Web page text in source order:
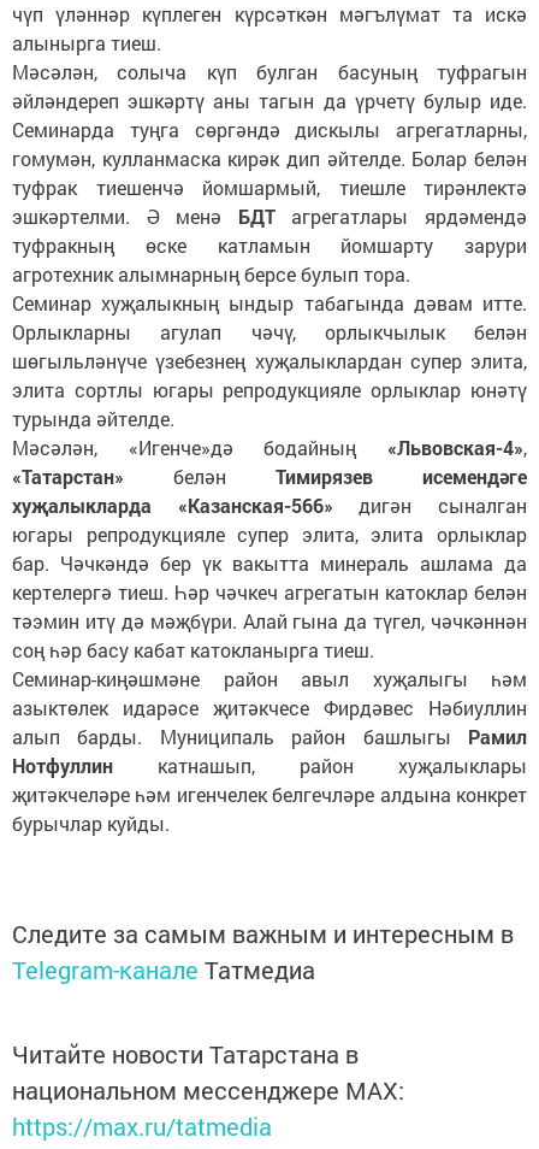
чүп үләннәр күплеген күрсәткән мәгълүмат та искә
алынырга тиеш.
Мәсәлән, солыча күп булган басуның туфрагын
әйләндереп эшкәртү аны тагын да үрчетү булыр иде.
Семинарда туңга сөргәндә дискылы агрегатларны,
гомумән, кулланмаска кирәк дип әйтелде. Болар белән
туфрак тиешенчә йомшармый, тиешле тирәнлектә
эшкәртелми. Ә менә БДТагрегатлары ярдәмендә
туфракның өске катламын йомшарту зарури
агротехник алымнарның берсе булып тора.
Семинар хуҗалыкның ындыр табагында дәвам итте.
Орлыкларны агулап чәчү, орлыкчылык белән
шөгыльләнүче үзебезнең хуҗалыклардан супер элита,
элита сортлы югары репродукцияле орлыклар юнәтү
турында әйтелде.
Мәсәлән, «Игенче»дә бодайның «Львовская-4»,
«Татарстан» белән Тимирязев исемендәге
хуҗалыкларда «Казанская-566» дигән сыналган
югары репродукцияле супер элита, элита орлыклар
бар. Чәчкәндә бер үк вакытта минераль ашлама да
кертелергә тиеш. Һәр чәчкеч агрегатын катоклар белән
тәэмин итү дә мәҗбүри. Алай гына да түгел, чәчкәннән
соң һәр басу кабат катокланырга тиеш.
Семинар-киңәшмәне район авыл хуҗалыгы һәм
азыктөлек идарәсе җитәкчесе Фирдәвес Нәбиуллин
алып барды. Муниципаль район башлыгы Рамил
Нотфуллин катнашып, район хуҗалыклары
җитәкчеләре һәм игенчелек белгечләре алдына конкрет
бурычлар куйды.
Следите за самым важным и интересным в
Telegram-канале Татмедиа
Читайте новости Татарстана в
национальном мессенджере MАХ:
https://max.ru/tatmedia